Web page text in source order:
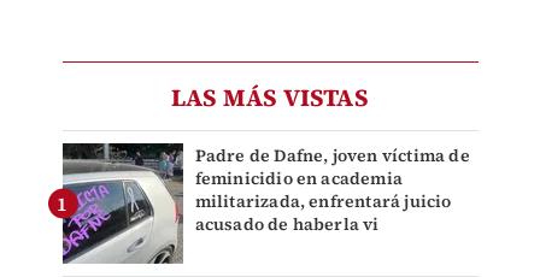
LAS MÁS VISTAS
Padre de Dafne, joven víctima de
feminicidio en academia
militarizada, enfrentará juicio
acusado de haberla vi